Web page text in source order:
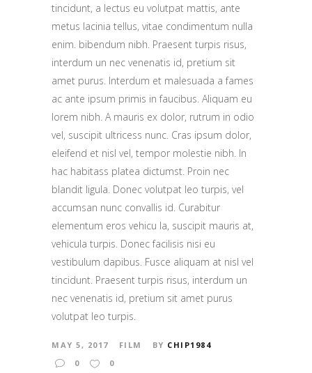
tincidunt, a lectus eu volutpat mattis, ante
metus lacinia tellus, vitae condimentum nulla
enim. bibendum nibh. Praesent turpis risus,
interdum un nec venenatis id, pretium sit
amet purus. Interdum et malesuada a fames
ac ante ipsum primis in faucibus. Aliquam eu
lorem nibh. A mauris ex dolor, rutrum in odio
vel, suscipit ultricess nunc. Cras ipsum dolor,
eleifend et nisl vel, tempor molestie nibh. In
hac habitass platea dictumst. Proin nec
blandit ligula. Donec volutpat leo turpis, vel
accumsan nunc convallis id. Curabitur
elementum eros vehicu la, suscipit mauris at,
vehicula turpis. Donec facilisis nisi eu
vestibulum dapibus. Fusce aliquam at nisl vel
tincidunt. Praesent turpis risus, interdum un
nec venenatis id, pretium sit amet purus
volutpat leo turpis.
MAY 5, 2017 FILM BY CHIP1984
0
0